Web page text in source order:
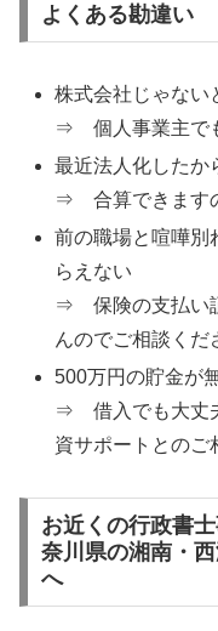
よくある勘違い
株式会社じゃな
⇒ 個人事業主で
最近法人化した
⇒ 合算できます
前の職場と喧嘩別
らえない
⇒ 保険の支払い
んのでご相談くだ
500万円の貯金が
⇒ 借入でも大丈
資サポートとのご
お近くの行政書
奈川県の湘南・
へ